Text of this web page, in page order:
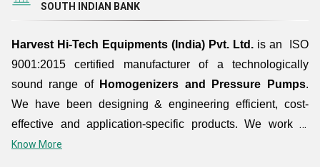
SOUTH INDIAN BANK
Harvest Hi-Tech Equipments (India) Pvt. Ltd. is an ISO
9001:2015 certified manufacturer of a technologically
sound range of Homogenizers and Pressure Pumps.
We have been designing & engineering efficient, cost-
effective and application-specific products. We work to
meet your unique mixing process requirements effectively,
Know More